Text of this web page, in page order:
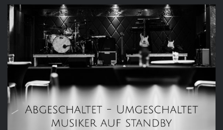
ABGESCHALTET-
UMGESCHALTET